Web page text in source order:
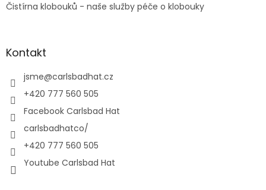
Čistírna klobouků - naše služby péče o klobouky
Kontakt
jsme@carlsbadhat.cz
+420 777 560 505
Facebook Carlsbad Hat
carlsbadhatco/
+420 777 560 505
Youtube Carlsbad Hat